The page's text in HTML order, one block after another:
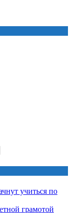
учиться по
грамотой